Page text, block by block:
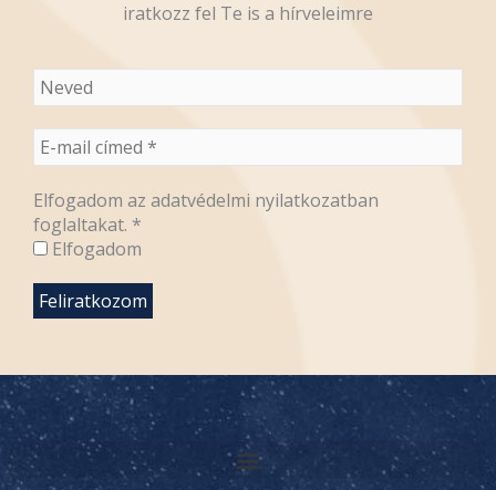
iratkozz fel Te is a hírveleimre
Elfogadom az adatvédelmi nyilatkozatban
foglaltakat. *
Elfogadom